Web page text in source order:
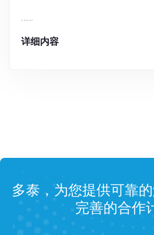
……
详细内容
多泰，为您提供可靠
完善的合作